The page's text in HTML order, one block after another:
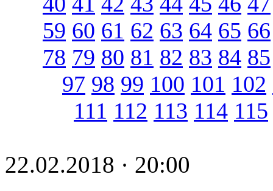
59 60 61 62 63 64 65 66
78 79 80 81 82 83 84 85
97 98 99 100 101 102
111 112 113 114 115
22.02.2018 · 20:00